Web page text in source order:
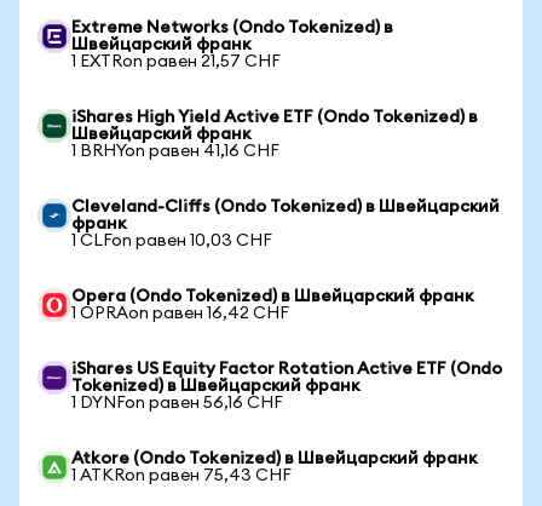
Extreme Networks (Ondo Tokenized) в
Швейцарский франк
1 EXTRon равен 21,57 CHF
iShares High Yield Active ETF (Ondo Tokenized) в
Швейцарский франк
1 BRHYon равен 41,16 CHF
Cleveland-Cliffs (Ondo Tokenized) в Швейцарский
франк
1 CLFon равен 10,03 CHF
Opera (Ondo Tokenized) в Швейцарский франк
1 OPRAon равен 16,42 CHF
iShares US Equity Factor Rotation Active ETF (Ondo
Tokenized) в Швейцарский франк
1 DYNFon равен 56,16 CHF
Atkore (Ondo Tokenized) в Швейцарский франк
1 ATKRon равен 75,43 CHF